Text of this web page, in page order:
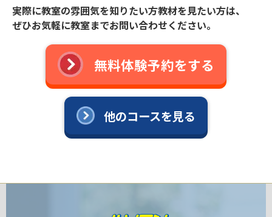
実際に教室の雰囲気を知りたい方教材を見たい方は、
ぜひお気軽に教室までお問い合わせください。
無料体験予約をする
他のコースを見る